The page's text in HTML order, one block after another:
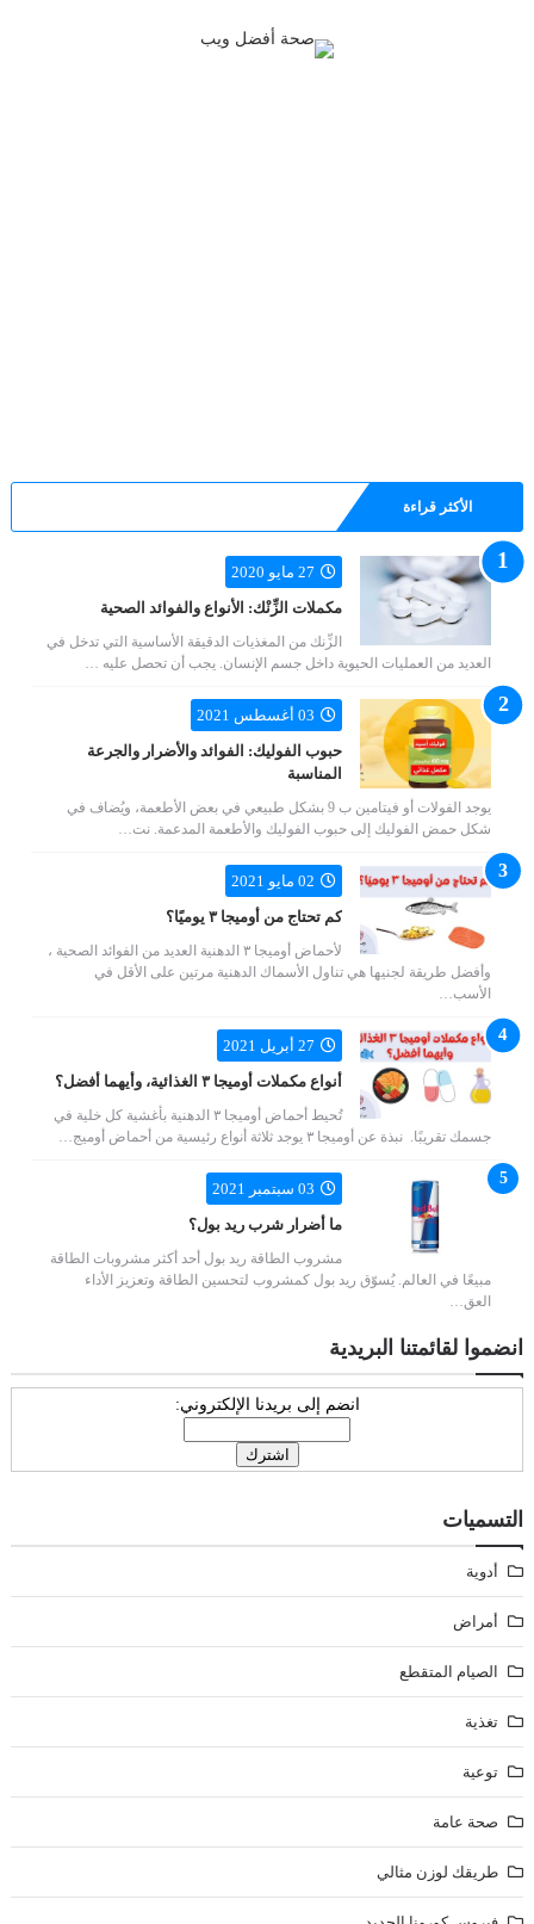
الأكثر قراءة
27 مايو 2020
مكملات الزِّنْك: الأنواع والفوائد الصحية
الزِّنك من المغذيات الدقيقة الأساسية التي تدخل في
العديد من العمليات الحيوية داخل جسم الإنسان. يجب أن تحصل عليه …
03 أغسطس 2021
حبوب الفوليك: الفوائد والأضرار والجرعة
المناسبة
يوجد الفولات أو فيتامين ب 9 بشكل طبيعي في بعض الأطعمة، ويُضاف في
شكل حمض الفوليك إلى حبوب الفوليك والأطعمة المدعمة. نت…
02 مايو 2021
كم تحتاج من أوميجا ٣ يوميًا؟
لأحماض أوميجا ٣ الدهنية العديد من الفوائد الصحية ،
وأفضل طريقة لجنيها هي تناول الأسماك الدهنية مرتين على الأقل في
الأسب…
27 أبريل 2021
أنواع مكملات أوميجا ٣ الغذائية، وأيهما أفضل؟
تُحيط أحماض أوميجا ٣ الدهنية بأغشية كل خلية في
جسمك تقريبًا. نبذة عن أوميجا ٣ يوجد ثلاثة أنواع رئيسية من أحماض أوميج…
03 سبتمبر 2021
ما أضرار شرب ريد بول؟
مشروب الطاقة ريد بول أحد أكثر مشروبات الطاقة
مبيعًا في العالم. يُسوّق ريد بول كمشروب لتحسين الطاقة وتعزيز الأداء
العق…
انضموا لقائمتنا البريدية
انضم إلى بريدنا الإلكتروني:
التسميات
أدوية
أمراض
الصيام المتقطع
تغذية
توعية
صحة عامة
طريقك لوزن مثالي